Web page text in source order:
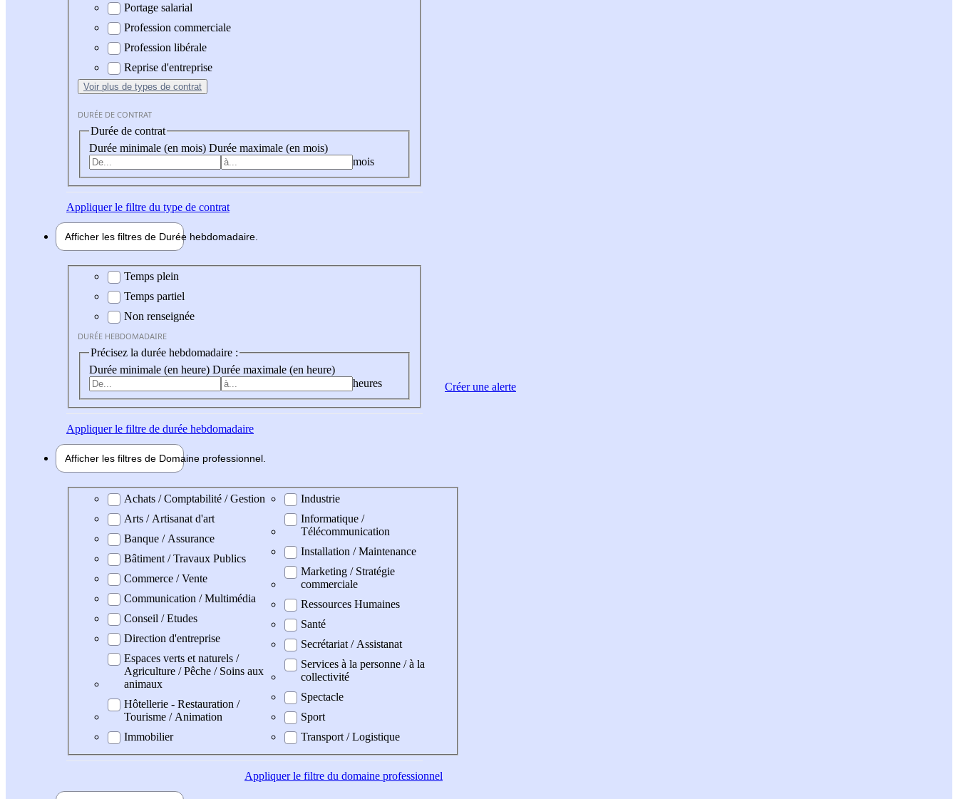
Portage salarial
Profession commerciale
Profession libérale
Reprise d'entreprise
Voir plus de types de contrat
DURÉE DE CONTRAT
Durée de contrat
Durée minimale (en mois) Durée maximale (en mois)
mois
Appliquerle filtre du type de contrat
Afficher les filtres de Durée hebdomadaire
Durée hebdomadaire
Temps plein
Temps partiel
Non renseignée
DURÉE HEBDOMADAIRE
Précisez la durée hebdomadaire :
Durée minimale (en heure) Durée maximale (en heure)
heures
Appliquerle filtre de durée hebdomadaire
Afficher les filtres de Domaine professionnel
Domaine professionel
Achats / Comptabilité / Gestion
Arts / Artisanat d'art
Banque / Assurance
Bâtiment / Travaux Publics
Commerce / Vente
Communication / Multimédia
Conseil / Etudes
Direction d'entreprise
Espaces verts et naturels /
Agriculture / Pêche / Soins aux
animaux
Hôtellerie - Restauration /
Tourisme / Animation
Immobilier
Industrie
Informatique /
Télécommunication
Installation / Maintenance
Marketing / Stratégie
commerciale
Ressources Humaines
Santé
Secrétariat / Assistanat
Services à la personne / à la
collectivité
Spectacle
Sport
Transport / Logistique
Appliquerle filtre du domaine professionnel
Créer une alerte